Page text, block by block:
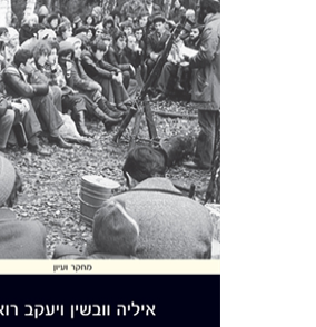
יעקב רואי איליה וובשין
הנחת אתר ספר מודפס